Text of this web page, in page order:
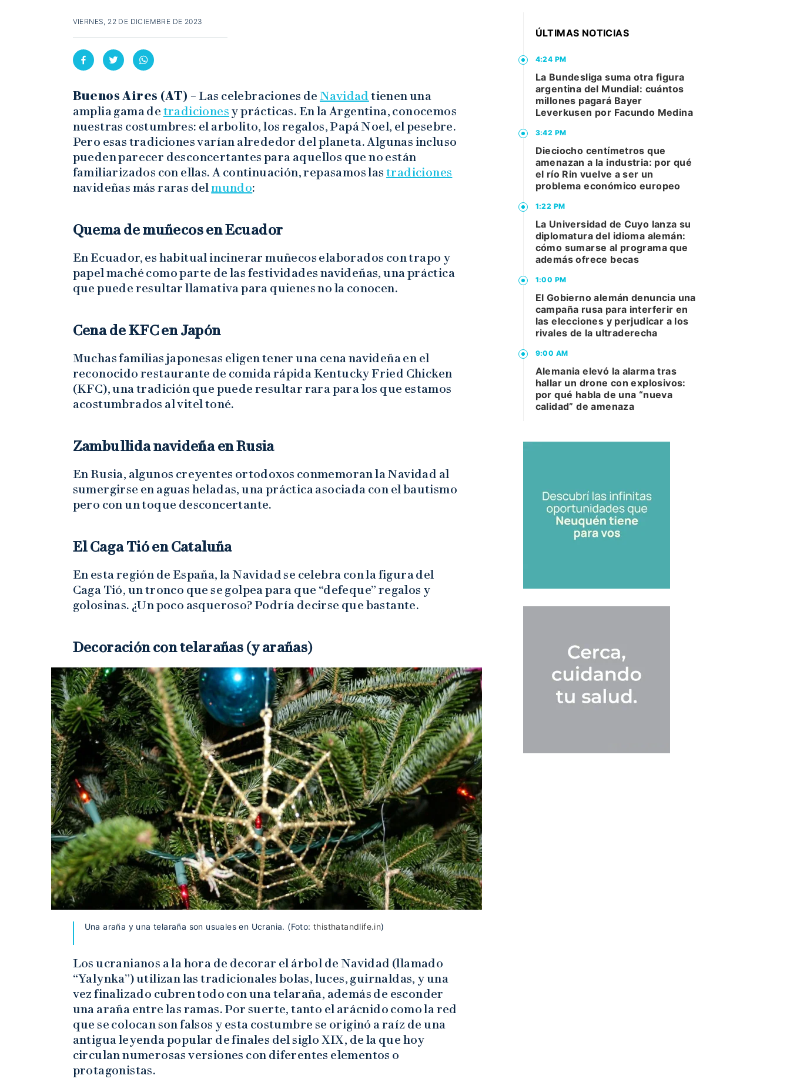
VIERNES, 22 DE DICIEMBRE DE 2023
Buenos Aires (AT) – Las celebraciones de Navidad tienen una
amplia gama de tradiciones y prácticas. En la Argentina, conocemos
nuestras costumbres: el arbolito, los regalos, Papá Noel, el pesebre.
Pero esas tradiciones varían alrededor del planeta. Algunas incluso
pueden parecer desconcertantes para aquellos que no están
familiarizados con ellas. A continuación, repasamos lastradiciones
navideñas más raras delmundo:
Quema de muñecos en Ecuador
En Ecuador, es habitual incinerar muñecos elaborados con trapo y
papel maché como parte de las festividades navideñas, una práctica
que puede resultar llamativa para quienes no la conocen.
Cena de KFC en Japón
Muchas familias japonesas eligen tener una cena navideña en el
reconocido restaurante de comida rápida Kentucky Fried Chicken
(KFC), una tradición que puede resultar rara para los que estamos
acostumbrados al vitel toné.
Zambullida navideña en Rusia
En Rusia, algunos creyentes ortodoxos conmemoran la Navidad al
sumergirse en aguas heladas, una práctica asociada con el bautismo
pero con un toque desconcertante.
El Caga Tió en Cataluña
En esta región de España, la Navidad se celebra con la figura del
Caga Tió, un tronco que se golpea para que “defeque” regalos y
golosinas. ¿Un poco asqueroso? Podría decirse que bastante.
Decoración con telarañas (y arañas)
Una araña y una telaraña son usuales en Ucrania. (Foto:thisthatandlife.in)
Los ucranianos a la hora de decorar el árbol de Navidad (llamado
“Yalynka”) utilizan las tradicionales bolas, luces, guirnaldas, y una
vez finalizado cubren todo con una telaraña, además de esconder
una araña entre las ramas. Por suerte, tanto el arácnido como la red
que se colocan son falsos y esta costumbre se originó a raíz de una
antigua leyenda popular de finales del siglo XIX, de la que hoy
circulan numerosas versiones con diferentes elementos o
protagonistas.
ÚLTIMAS NOTICIAS
4:24 PM
La Bundesliga suma otra figura
argentina del Mundial: cuántos
millones pagará Bayer
Leverkusen por Facundo Medina
3:42 PM
Dieciocho centímetros que
amenazan a la industria: por qué
el río Rin vuelve a ser un
problema económico europeo
1:22 PM
La Universidad de Cuyo lanza su
diplomatura del idioma alemán:
cómo sumarse al programa que
además ofrece becas
1:00 PM
El Gobierno alemán denuncia una
campaña rusa para interferir en
las elecciones y perjudicar a los
rivales de la ultraderecha
9:00 AM
Alemania elevó la alarma tras
hallar un drone con explosivos:
por qué habla de una “nueva
calidad” de amenaza